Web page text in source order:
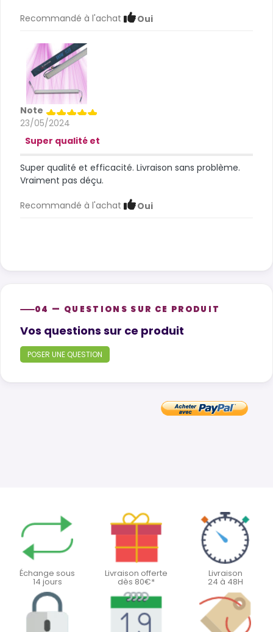
Recommandé à l'achat Oui
Note
23/05/2024
Super qualité et
Super qualité et efficacité. Livraison sans problème.
Vraiment pas déçu.
Recommandé à l'achat Oui
04 — QUESTIONS SUR CE PRODUIT
Product questions
Vos questions sur ce produit
POSER UNE QUESTION
Échange sous
14 jours
Livraison offerte
dès 80€*
Livraison
24 à 48H